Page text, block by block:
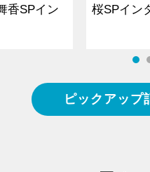
香SPイン
桜SPイ
ピックアップ